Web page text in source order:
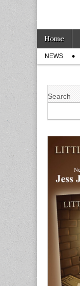
Main
menu
Skip
content
Home
Sub
menu
NEWS
Search